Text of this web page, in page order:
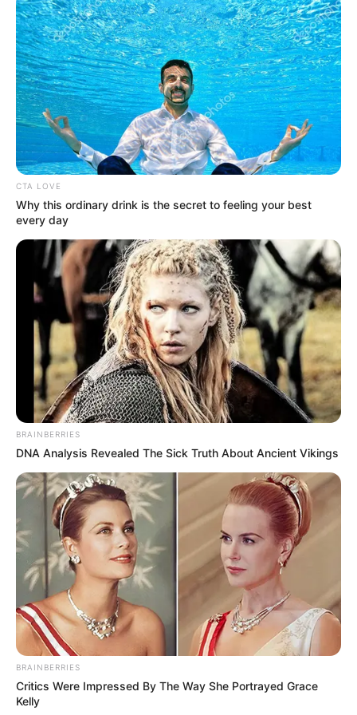
róla szóló viták határozzák meg a következő
időszakát.
A Gáspár család életében nem új jelenség a
nyilvánosság. Evelin gyerekkora óta
megtapasztalhatta, milyen az, amikor az emberek
szerepléseikről, a döntéseikről és az életük
alakulásáról. Most azonban más típusú figyelem
irányult rá: nem realityszereplőként, hanem egy
minisztériumi munka és annak lezárása miatt került
reflektorfénybe.
A kormányváltás után lezárult a minisztériumi
munkája
Gáspár Evelin korábban Szijjártó Péter csapatában
CTA LOVE
Why this ordinary drink is the secret to feeling your best
every day
BRAINBERRIES
DNA Analysis Revealed The Sick Truth About Ancient Vikings
BRAINBERRIES
Critics Were Impressed By The Way She Portrayed Grace
Kelly